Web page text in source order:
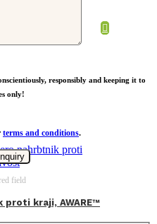
proti kraji, AWARE™
responsibly and keeping it to
only!
terms and conditions.
field